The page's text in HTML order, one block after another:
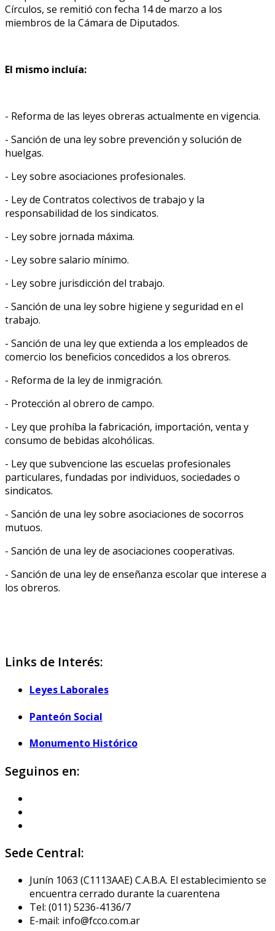
Círculos, se remitió con fecha 14 de marzo a los
miembros de la Cámara de Diputados.
El mismo incluía:
- Reforma de las leyes obreras actualmente en vigencia.
- Sanción de una ley sobre prevención y solución de
huelgas.
- Ley sobre asociaciones profesionales.
- Ley de Contratos colectivos de trabajo y la
responsabilidad de los sindicatos.
- Ley sobre jornada máxima.
- Ley sobre salario mínimo.
- Ley sobre jurisdicción del trabajo.
- Sanción de una ley sobre higiene y seguridad en el
trabajo.
- Sanción de una ley que extienda a los empleados de
comercio los beneficios concedidos a los obreros.
- Reforma de la ley de inmigración.
- Protección al obrero de campo.
- Ley que prohíba la fabricación, importación, venta y
consumo de bebidas alcohólicas.
- Ley que subvencione las escuelas profesionales
particulares, fundadas por individuos, sociedades o
sindicatos.
- Sanción de una ley sobre asociaciones de socorros
mutuos.
- Sanción de una ley de asociaciones cooperativas.
- Sanción de una ley de enseñanza escolar que interese a
los obreros.
Links de Interés:
Leyes Laborales
Panteón Social
Monumento Histórico
Seguinos en:
Sede Central:
Junín 1063 (C1113AAE) C.A.B.A. El establecimiento se
encuentra cerrado durante la cuarentena
Tel: (011) 5236-4136/7
E-mail: info@fcco.com.ar